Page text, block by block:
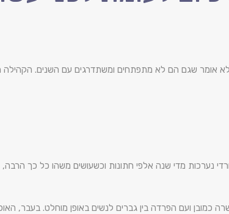
שגם הם לא מתפתחים ומשתדרגים עם השנים. הקהילה
נערכות מדי שנה אלפי חתונות וכשעושים משהו כל כך